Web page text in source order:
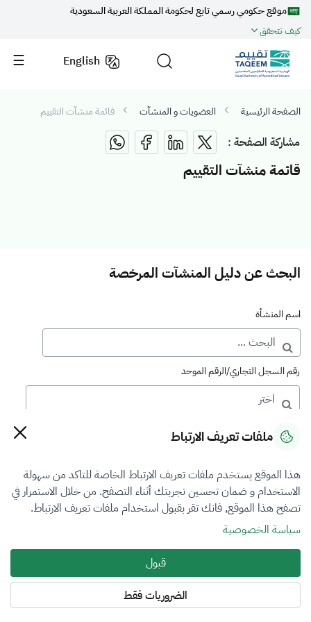
موقع حكومي رسمي تابع لحكومة المملكة العربية السعودية
كيف تتحقق
English
الصفحة الرئيسية العضويات و المنشآت قائمة منشآت التقييم
مشاركة الصفحة :
قائمة منشآت التقييم
البحث عن دليل المنشآت المرخصة
اسم المنشأة
رقم السجل التجاري/الرقم الموحد
رقم الترخيص
التصنيف
VFR3
فرع التقييم
ملفات تعريف الارتباط
هذا الموقع يستخدم ملفات تعريف الارتباط الخاصة للتاكد من سهولة
الاستخدام و ضمان تحسين تجربتك أثناء التصفح. من خلال الاستمرار في
تصفح هذا الموقع, فانك تقر بقبول استخدام ملفات تعريف الارتباط.
سياسة الخصوصية
قبول
الضروريات فقط